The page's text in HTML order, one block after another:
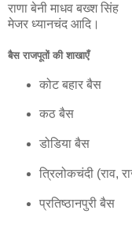
राणा बेनी माधव बख्श सिंह
मेजर ध्यानचंद आदि।
बैस राजपूतों की शाखाएँ
कोट बहार बैस
कठ बैस
डोडिया बैस
त्रिलोकचंदी (राव,
प्रतिष्ठानपुरी बैस